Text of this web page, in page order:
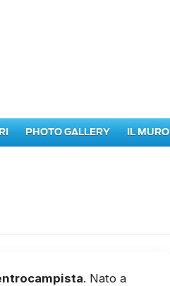
PHOTO GALLERY IL MURO
. Nato a